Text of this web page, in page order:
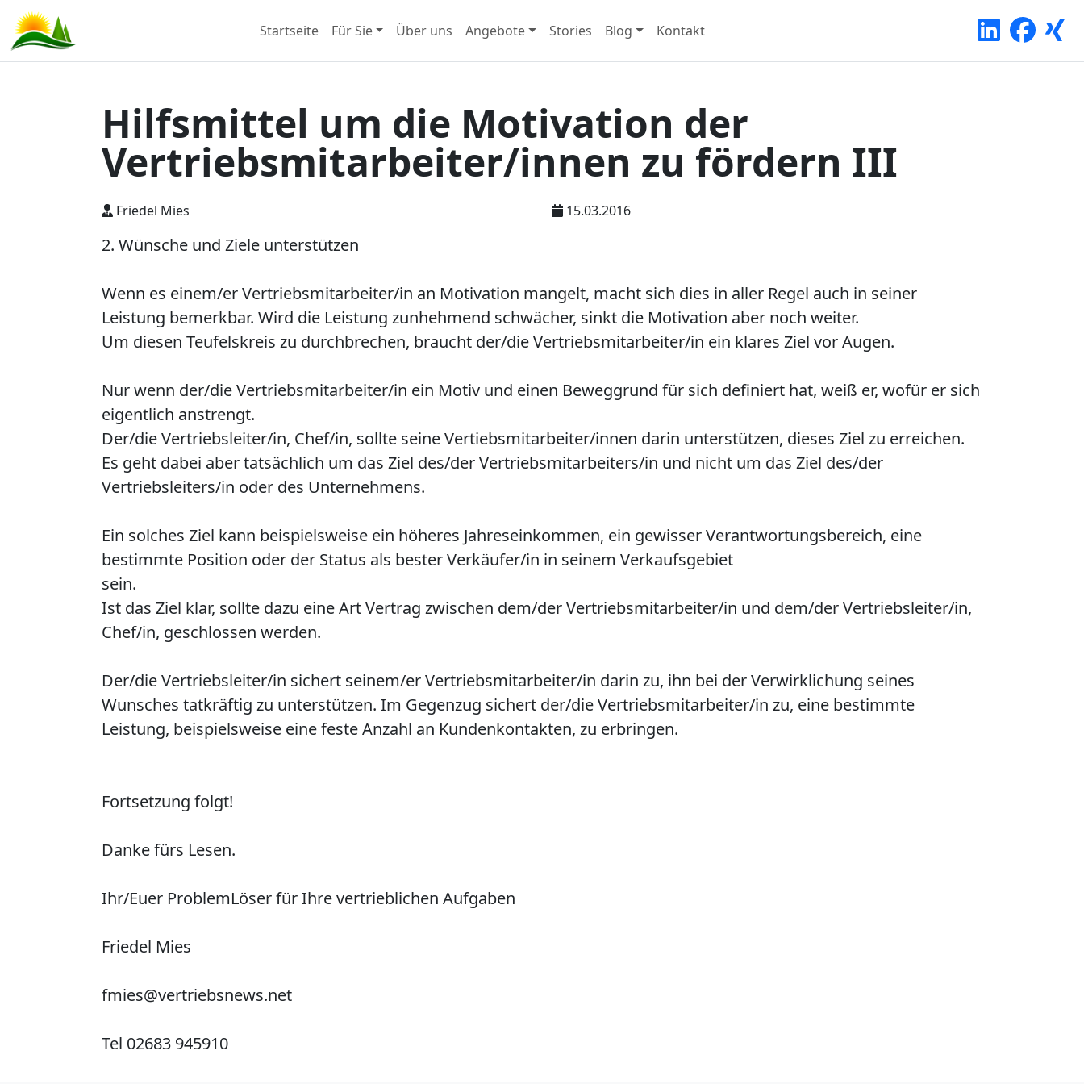
Startseite Für Sie Über uns Angebote Stories Blog Kontakt
Hilfsmittel um die Motivation der
Vertriebsmitarbeiter/innen zu fördern III
Friedel Mies 15.03.2016
2. Wünsche und Ziele unterstützen
Wenn es einem/er Vertriebsmitarbeiter/in an Motivation mangelt, macht sich dies in aller Regel auch in seiner
Leistung bemerkbar. Wird die Leistung zunhehmend schwächer, sinkt die Motivation aber noch weiter.
Um diesen Teufelskreis zu durchbrechen, braucht der/die Vertriebsmitarbeiter/in ein klares Ziel vor Augen.
Nur wenn der/die Vertriebsmitarbeiter/in ein Motiv und einen Beweggrund für sich definiert hat, weiß er, wofür er sich
eigentlich anstrengt.
Der/die Vertriebsleiter/in, Chef/in, sollte seine Vertiebsmitarbeiter/innen darin unterstützen, dieses Ziel zu erreichen.
Es geht dabei aber tatsächlich um das Ziel des/der Vertriebsmitarbeiters/in und nicht um das Ziel des/der
Vertriebsleiters/in oder des Unternehmens.
Ein solches Ziel kann beispielsweise ein höheres Jahreseinkommen, ein gewisser Verantwortungsbereich, eine
bestimmte Position oder der Status als bester Verkäufer/in in seinem Verkaufsgebiet
sein.
Ist das Ziel klar, sollte dazu eine Art Vertrag zwischen dem/der Vertriebsmitarbeiter/in und dem/der Vertriebsleiter/in,
Chef/in, geschlossen werden.
Der/die Vertriebsleiter/in sichert seinem/er Vertriebsmitarbeiter/in darin zu, ihn bei der Verwirklichung seines
Wunsches tatkräftig zu unterstützen. Im Gegenzug sichert der/die Vertriebsmitarbeiter/in zu, eine bestimmte
Leistung, beispielsweise eine feste Anzahl an Kundenkontakten, zu erbringen.
Fortsetzung folgt!
Danke fürs Lesen.
Ihr/Euer ProblemLöser für Ihre vertrieblichen Aufgaben
Friedel Mies
fmies@vertriebsnews.net
Tel 02683 945910